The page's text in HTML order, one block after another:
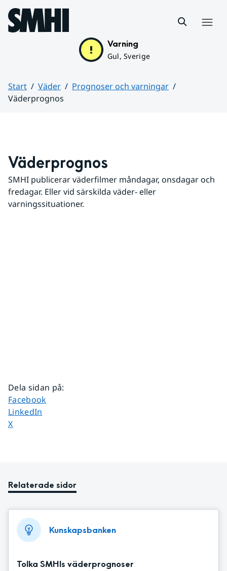
Hoppa till sidans innehåll
Varning
Gul, Sverige
Start Väder
Prognoser och varningar
Väderprognos
Väderprognos
SMHI publicerar väderfilmer måndagar, onsdagar och
fredagar. Eller vid särskilda väder- eller
varningssituationer.
Dela sidan på:
Dela sidan på
Facebook
Dela sidan på
LinkedIn
Dela sidan på
X
Relaterade sidor
Kunskapsbanken
Tolka SMHIs väderprognoser